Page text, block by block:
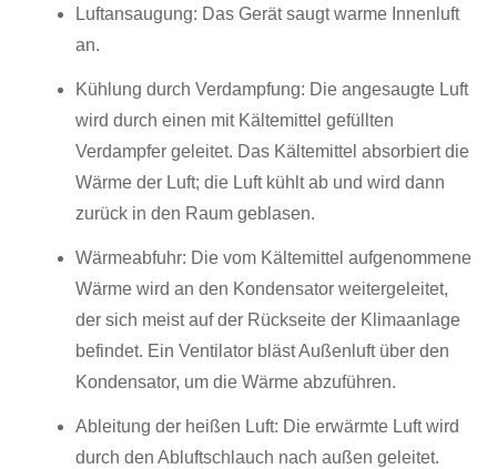
Luftansaugung: Das Gerät saugt warme Innenluft
an.
Kühlung durch Verdampfung: Die angesaugte Luft
wird durch einen mit Kältemittel gefüllten
Verdampfer geleitet. Das Kältemittel absorbiert die
Wärme der Luft; die Luft kühlt ab und wird dann
zurück in den Raum geblasen.
Wärmeabfuhr: Die vom Kältemittel aufgenommene
Wärme wird an den Kondensator weitergeleitet,
der sich meist auf der Rückseite der Klimaanlage
befindet. Ein Ventilator bläst Außenluft über den
Kondensator, um die Wärme abzuführen.
Ableitung der heißen Luft: Die erwärmte Luft wird
durch den Abluftschlauch nach außen geleitet.